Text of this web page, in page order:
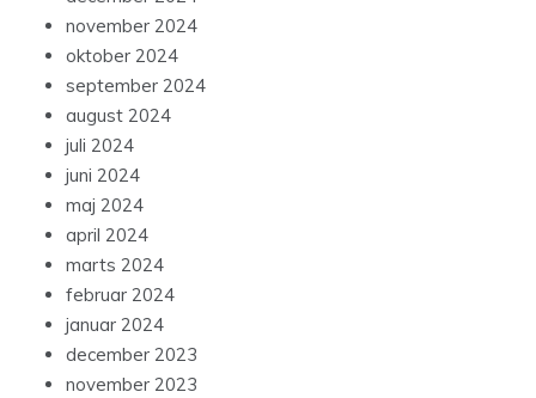
november 2024
oktober 2024
september 2024
august 2024
juli 2024
juni 2024
maj 2024
april 2024
marts 2024
februar 2024
januar 2024
december 2023
november 2023